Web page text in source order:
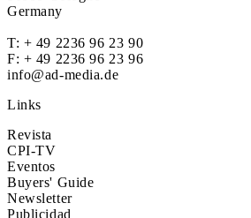
Germany
T: + 49 2236 96 23 90
F: + 49 2236 96 23 96
info@ad-media.de
Links
Revista
CPI-TV
Eventos
Buyers' Guide
Newsletter
Publicidad